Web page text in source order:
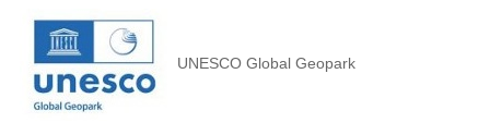
UNESCO Global Geopark